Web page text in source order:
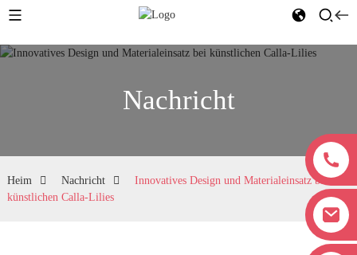
Nachricht
Heim Nachricht
Innovatives Design und Materialeinsatz bei
künstlichen Calla-Lilies